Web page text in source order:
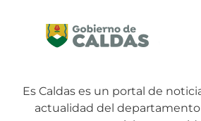
Es Caldas es un portal de
actualidad del